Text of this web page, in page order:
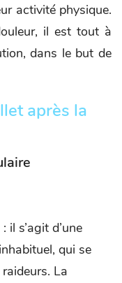
activité physique.
il est tout à
dans le but de
après la
: il s’agit d’une
qui se
La